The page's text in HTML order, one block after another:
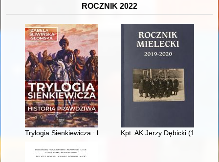
ROCZNIK 2022
Trylogia Sienkiewicza : historia prawdziwaKpt. AK Jerzy Dębicki (1929-